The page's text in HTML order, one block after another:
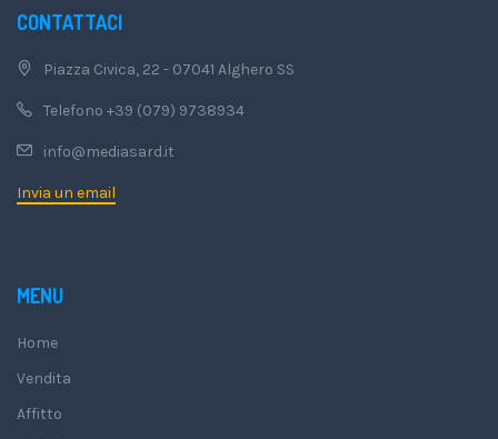
CONTATTACI
Piazza Civica, 22 - 07041 Alghero SS
Telefono +39 (079) 9738934
info@mediasard.it
Invia un email
MENU
Home
Vendita
Affitto